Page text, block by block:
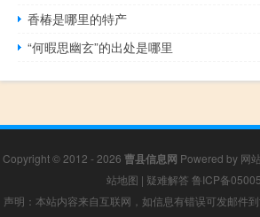
香椿是哪里的特产
“何暇思幽玄”的出处是哪里
Copyright © 2012 - 2026 曹县信息网 Powered by 网
站地图 | 疑难解答 鲁ICP备
声明：本站内容来自互联网，如信息有错误可发邮件